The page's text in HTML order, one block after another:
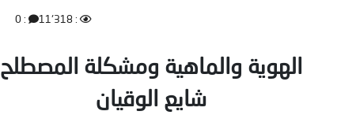
: 11٬318 : 0
الهوية والماهية ومشكلة المصطلح
شايع الوقيان